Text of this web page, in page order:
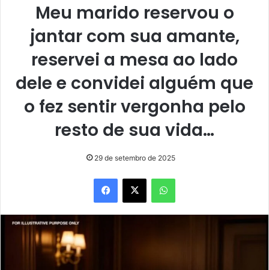
Meu marido reservou o
jantar com sua amante,
reservei a mesa ao lado
dele e convidei alguém que
o fez sentir vergonha pelo
resto de sua vida…
29 de setembro de 2025
Facebook
X WhatsApp